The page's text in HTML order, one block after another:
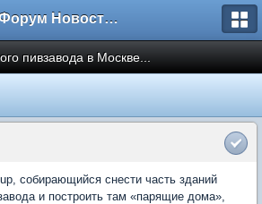
Форум Новостройки
пивзавода в Москве...
собирающийся снести часть зданий
и построить там «парящие дома»,